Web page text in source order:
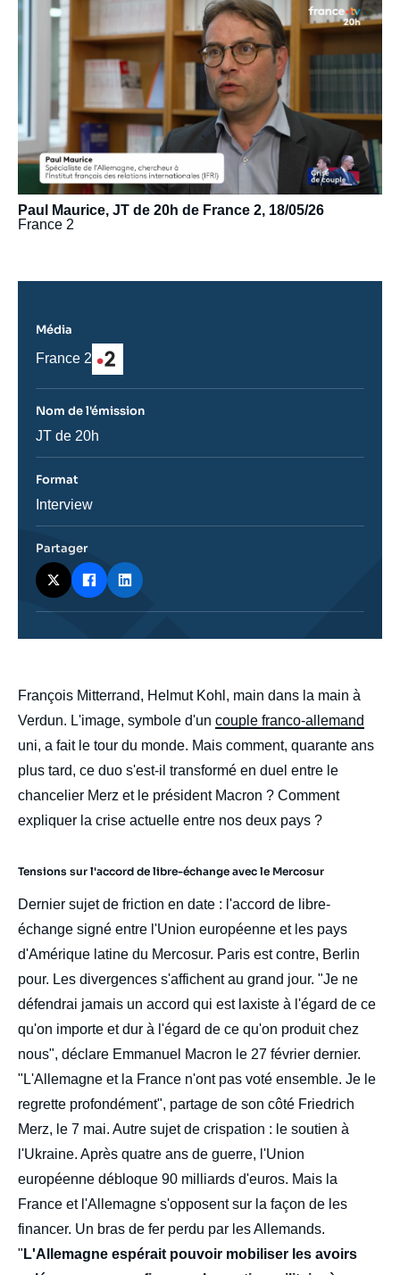
principale
médiatique
Paul Maurice, JT de 20h de France 2, 18/05/26
France 2
body
François Mitterrand, Helmut Kohl, main dans la main à
Verdun. L'image, symbole d'un couple franco-allemand
uni, a fait le tour du monde. Mais comment, quarante ans
plus tard, ce duo s'est-il transformé en duel entre le
chancelier Merz et le président Macron ? Comment
expliquer la crise actuelle entre nos deux pays ?
Tensions sur l'accord de libre-échange avec le Mercosur
Dernier sujet de friction en date : l'accord de libre-
échange signé entre l'Union européenne et les pays
d'Amérique latine du Mercosur. Paris est contre, Berlin
pour. Les divergences s'affichent au grand jour. "Je ne
défendrai jamais un accord qui est laxiste à l'égard de ce
qu'on importe et dur à l'égard de ce qu'on produit chez
nous", déclare Emmanuel Macron le 27 février dernier.
"L'Allemagne et la France n'ont pas voté ensemble. Je le
regrette profondément", partage de son côté Friedrich
Merz, le 7 mai. Autre sujet de crispation : le soutien à
l'Ukraine. Après quatre ans de guerre, l'Union
européenne débloque 90 milliards d'euros. Mais la
France et l'Allemagne s'opposent sur la façon de les
financer. Un bras de fer perdu par les Allemands.
" L'Allemagne espérait pouvoir mobiliser les avoirs
Média
Nom
journal,
ou
émission
France 2
Logo
Nom de l'émission
Nom
JT de 20h
Format
Catégorie
Interview
Partager